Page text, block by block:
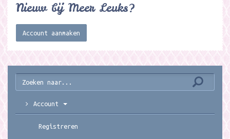
Nieuw bij Meer Leuks?
Account aanmaken
Account
Registreren